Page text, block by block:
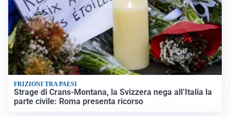
FRIZIONI TRA PAESI
Strage di Crans-Montana, la Svizzera nega all’Italia la
parte civile: Roma presenta ricorso